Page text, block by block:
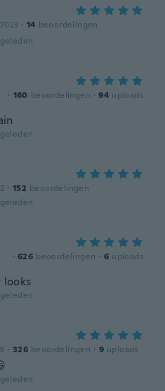
· 14 beoordelingen
· 160 beoordelingen · 94 uploads
· 152 beoordelingen
· 626 beoordelingen · 6 uploads
· 326 beoordelingen · 9 uploads